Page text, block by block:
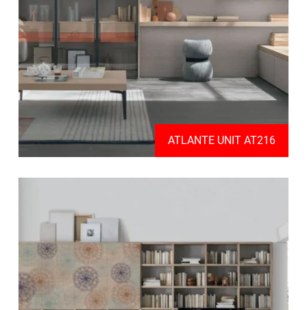
ATLANTE UNIT AT216